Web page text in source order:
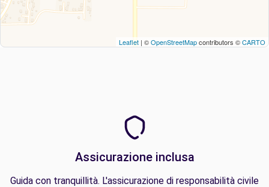
Leaflet | ©OpenStreetMapcontributors ©CARTO
Assicurazione inclusa
Guida con tranquillità. L'assicurazione di responsabilità civile